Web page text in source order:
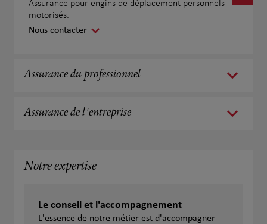
Assurance pour engins de déplacement personnels
motorisés.
Nous contacter
Assurance du professionnel
Assurance de l'entreprise
Notre expertise
Le conseil et l'accompagnement
L'essence de notre métier est d'accompagner